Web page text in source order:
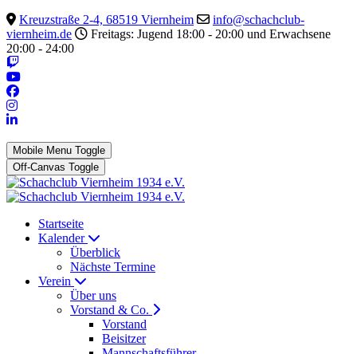
Kreuzstraße 2-4, 68519 Viernheim
info@schachclub-
viernheim.de
Freitags: Jugend 18:00 - 20:00 und Erwachsene
20:00 - 24:00
Mobile Menu Toggle
Off-Canvas Toggle
Startseite
Kalender
Überblick
Nächste Termine
Verein
Über uns
Vorstand & Co.
Vorstand
Beisitzer